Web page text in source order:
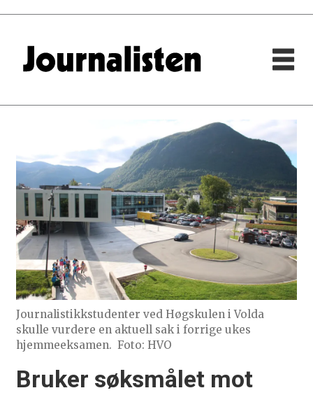
Journalistikkstudenter ved Høgskulen i Volda
skulle vurdere en aktuell sak i forrige ukes
hjemmeeksamen. Foto: HVO
Bruker søksmålet mot